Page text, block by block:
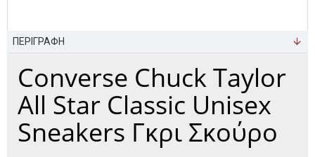
ΠΕΡΙΓΡΑΦΗ
Converse Chuck Taylor
All Star Classic Unisex
Sneakers Γκρι Σκούρο